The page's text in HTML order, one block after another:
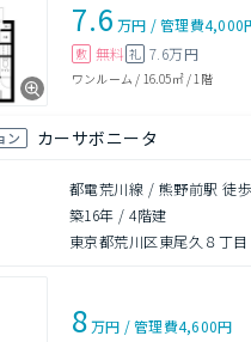
7.6 万円 /管理費4,000
敷 無料 礼 7.6万円
ワンルーム / 16.05㎡/ 1階
ン カーサボニータ
都電荒川線 / 熊野前駅 徒
築16年 /4階建
東京都荒川区東尾久８丁目
8万円 /管理費4,600円